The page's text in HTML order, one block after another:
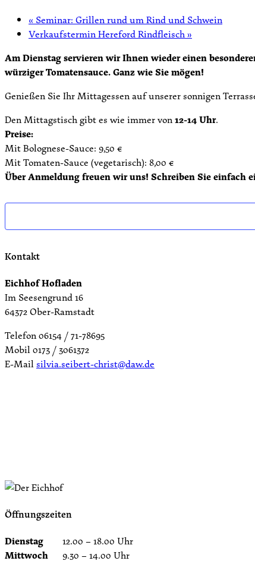
« Seminar: Grillen rund um Rind und Schwein
Verkaufstermin Hereford Rindfleisch»
Am Dienstag servieren wir Ihnen wieder einen
würziger Tomatensauce. Ganz wie Sie mögen!
Genießen Sie Ihr Mittagessen auf unserer sonnigen
Den Mittagstisch gibt es wie immer von12-14 Uhr.
Preise:
Mit Bolognese-Sauce: 9,50 €
Mit Tomaten-Sauce (vegetarisch): 8,00 €
Über Anmeldung freuen wir uns! Schreiben Sie einfach
Kontakt
Eichhof Hofladen
Im Seesengrund 16
64372 Ober-Ramstadt
Telefon 06154 / 71-78695
Mobil 0173 / 3061372
E-Mailsilvia.seibert-christ@daw.de
Öffnungszeiten
Dienstag 12.00 – 18.00 Uhr
Mittwoch 9.30 – 14.00 Uhr